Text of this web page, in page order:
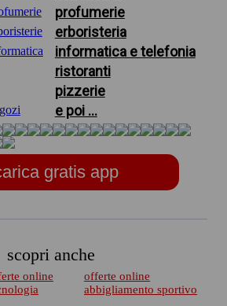
profumerie
erboristeria
informatica e telefonia
ristoranti
pizzerie
e poi ...
gratis app
scopri anche
online
offerte online
abbigliamento sportivo